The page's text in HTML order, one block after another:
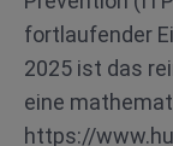
fortlaufender
2025 ist das
eine
https://